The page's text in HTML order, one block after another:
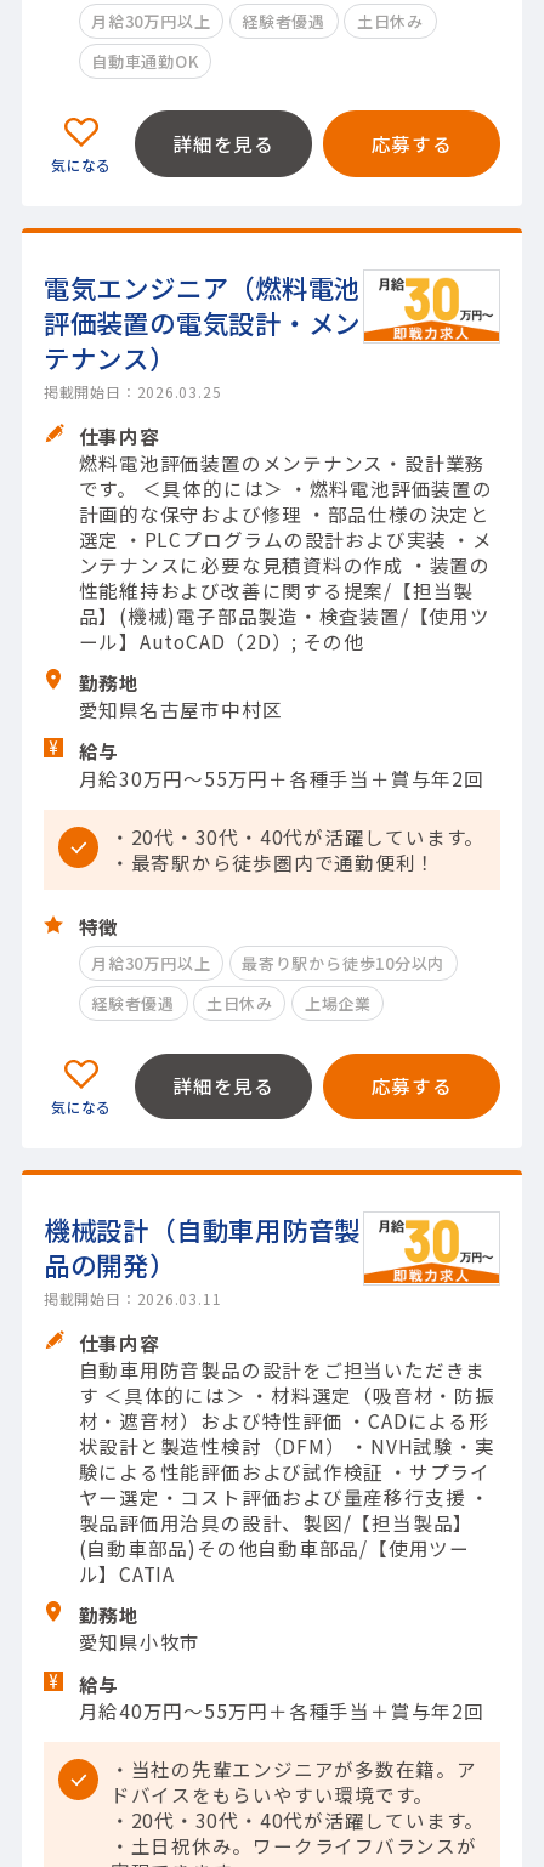
月給30万円以上 経験者優遇
土日休み
自動車通勤OK
詳細を見る 応募する
電気エンジニア（燃料電池
評価装置の電気設計・メン
テナンス）
掲載開始日：2026.03.25
仕事内容
燃料電池評価装置のメンテナンス・設計業務
です。 ＜具体的には＞ ・燃料電池評価装置の
計画的な保守および修理 ・部品仕様の決定と
選定 ・PLCプログラムの設計および実装 ・メ
ンテナンスに必要な見積資料の作成 ・装置の
性能維持および改善に関する提案/【担当製
品】(機械)電子部品製造・検査装置/【使用ツ
ール】AutoCAD（2D）; その他
勤務地
愛知県名古屋市中村区
給与
月給30万円～55万円＋各種手当＋賞与年2回
・20代・30代・40代が活躍しています。
・最寄駅から徒歩圏内で通勤便利！
特徴
月給30万円以上
最寄り駅から徒歩10分以内
経験者優遇
土日休み 上場企業
詳細を見る 応募する
機械設計（自動車用防音製
品の開発）
掲載開始日：2026.03.11
仕事内容
自動車用防音製品の設計をご担当いただきま
す ＜具体的には＞ ・材料選定（吸音材・防振
材・遮音材）および特性評価 ・CADによる形
状設計と製造性検討（DFM） ・NVH試験・実
験による性能評価および試作検証 ・サプライ
ヤー選定・コスト評価および量産移行支援 ・
製品評価用治具の設計、製図/【担当製品】
(自動車部品)その他自動車部品/【使用ツー
ル】CATIA
勤務地
愛知県小牧市
給与
月給40万円～55万円＋各種手当＋賞与年2回
・当社の先輩エンジニアが多数在籍。ア
ドバイスをもらいやすい環境です。
・20代・30代・40代が活躍しています。
・土日祝休み。ワークライフバランスが